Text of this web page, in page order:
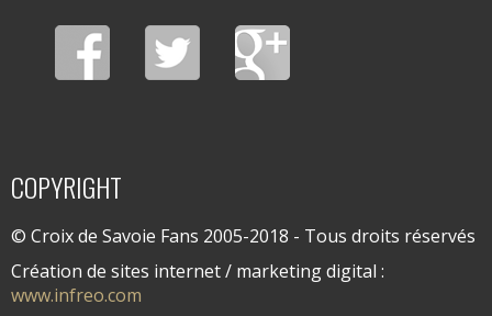
COPYRIGHT
© Croix de Savoie Fans 2005-2018 - Tous droits réservés
Création de sites internet / marketing digital :
www.infreo.com